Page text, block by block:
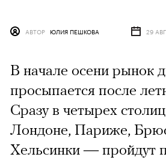
АВТОР ЮЛИЯ ПЕШКОВА 29
В начале осени рынок
просыпается после
Сразу в четырех
Лондоне, Париже,
Хельсинки — пройдут